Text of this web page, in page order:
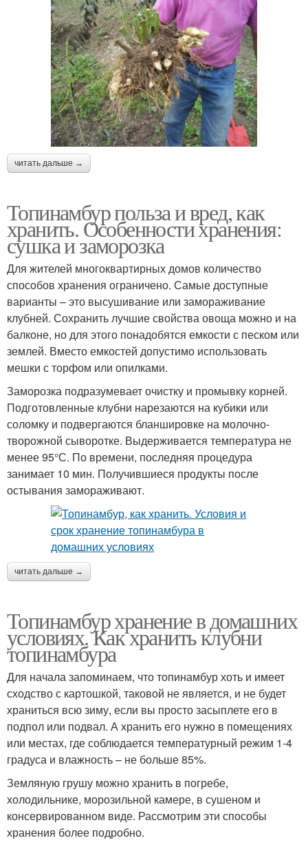
читать дальше →
Топинамбур польза и вред, как
хранить. Особенности хранения:
сушка и заморозка
Для жителей многоквартирных домов количество
способов хранения ограничено. Самые доступные
варианты – это высушивание или замораживание
клубней. Сохранить лучшие свойства овоща можно и на
балконе, но для этого понадобятся емкости с песком или
землей. Вместо емкостей допустимо использовать
мешки с торфом или опилками.
Заморозка подразумевает очистку и промывку корней.
Подготовленные клубни нарезаются на кубики или
соломку и подвергаются бланшировке на молочно-
творожной сыворотке. Выдерживается температура не
менее 95°С. По времени, последняя процедура
занимает 10 мин. Получившиеся продукты после
остывания замораживают.
читать дальше →
Топинамбур хранение в домашних
условиях. Как хранить клубни
топинамбура
Для начала запоминаем, что топинамбур хоть и имеет
сходство с картошкой, таковой не является, и не будет
храниться всю зиму, если вы просто засыплете его в
подпол или подвал. А хранить его нужно в помещениях
или местах, где соблюдается температурный режим 1-4
градуса и влажность – не больше 85%.
Земляную грушу можно хранить в погребе,
холодильнике, морозильной камере, в сушеном и
консервированном виде. Рассмотрим эти способы
хранения более подробно.